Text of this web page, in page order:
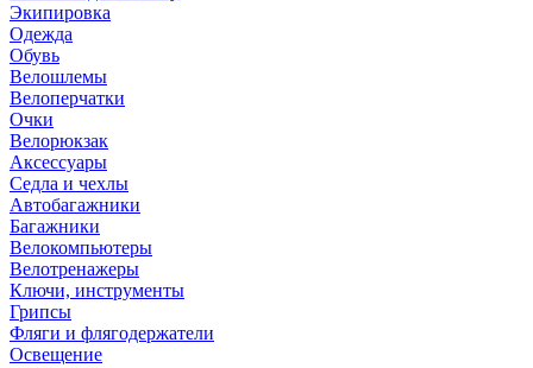
Экипировка
Одежда
Обувь
Велошлемы
Велоперчатки
Очки
Велорюкзак
Аксессуары
Седла и чехлы
Автобагажники
Багажники
Велокомпьютеры
Велотренажеры
Ключи, инструменты
Грипсы
Фляги и флягодержатели
Освещение